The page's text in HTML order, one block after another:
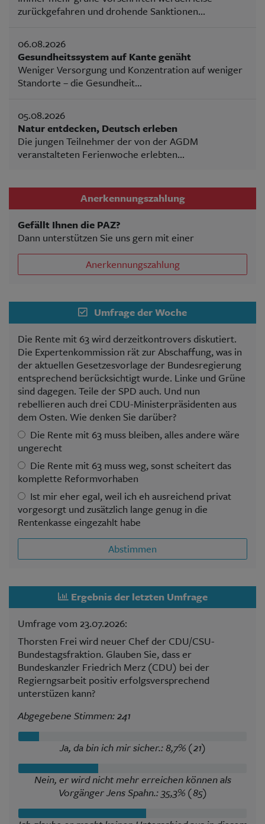
zurückgefahren und drohende Sanktionen...
06.08.2026
Gesundheitssystem auf Kante genäht
Weniger Versorgung und Konzentration auf weniger
Standorte – die Gesundheit...
05.08.2026
Natur entdecken, Deutsch erleben
Die jungen Teilnehmer der von der AGDM
veranstalteten Ferienwoche erlebten...
Anerkennungszahlung
Gefällt Ihnen die PAZ?
Dann unterstützen Sie uns gern mit einer
Anerkennungszahlung
Umfrage der Woche
Die Rente mit 63 wird derzeitkontrovers diskutiert.
Die Expertenkommission rät zur Abschaffung, was in
der aktuellen Gesetzesvorlage der Bundesregierung
entsprechend berücksichtigt wurde. Linke und Grüne
sind dagegen. Teile der SPD auch. Und nun
rebellieren auch drei CDU-Ministerpräsidenten aus
dem Osten. Wie denken Sie darüber?
Die Rente mit 63 muss bleiben, alles andere wäre
ungerecht
Die Rente mit 63 muss weg, sonst scheitert das
komplette Reformvorhaben
Ist mir eher egal, weil ich eh ausreichend privat
vorgesorgt und zusätzlich lange genug in die
Rentenkasse eingezahlt habe
Abstimmen
Ergebnis der letzten Umfrage
Umfrage vom 23.07.2026:
Thorsten Frei wird neuer Chef der CDU/CSU-
Bundestagsfraktion. Glauben Sie, dass er
Bundeskanzler Friedrich Merz (CDU) bei der
Regierngsarbeit positiv erfolgsversprechend
unterstüzen kann?
Abgegebene Stimmen: 241
Ja, da bin ich mir sicher.: 8,7% (21)
Nein, er wird nicht mehr erreichen können als
Vorgänger Jens Spahn.: 35,3% (85)